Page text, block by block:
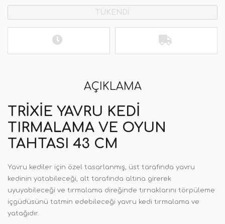
TÜKENDİ
AÇIKLAMA
TRIXIE YAVRU KEDI
TIRMALAMA VE OYUN
TAHTASI 43 CM
Yavru kediler için özel tasarlanmış, üst tarafında yavru
kedinin yatabileceği, alt tarafında altına girerek
uyuyabileceği ve tırmalama direğinde tırnaklarını törpüleme
içgüdüsünü tatmin edebileceği yavru kedi tırmalama ve
yatağıdır.